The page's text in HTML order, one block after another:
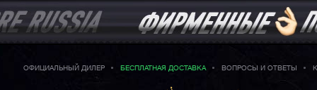
ОФИЦИАЛЬНЫЙ ДИЛЕР БЕСПЛАТНАЯ ДОСТАВКА ВОПРОСЫ И ОТВЕТЫ